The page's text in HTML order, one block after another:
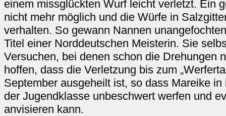
einem missglückten Wurf leicht verletzt. Ein
nicht mehr möglich und die Würfe in
verhalten. So gewann Nannen
Titel einer Norddeutschen Meisterin. Sie
Versuchen, bei denen schon die Drehungen
hoffen, dass die Verletzung bis zum
September ausgeheilt ist, so dass Mareike
der Jugendklasse unbeschwert werfen und
anvisieren kann.